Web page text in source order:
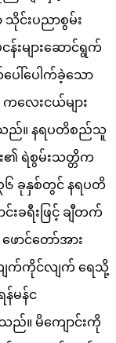
င်းပညာစွမ်း
များဆောင်ရွက်
ေါ်ပေါက်ခဲ့သော
လေးငယ်များ
သည်။ နရပတိစည်သူ
၏ ရဲစွမ်းသတ္တိက
ခုနှစ်တွင် နရပတိ
းခရီးဖြင့် ချီတက်
ာင်တော်အား
ျက်ကိုင်လျက် ရေသို့
မန်င
ည်။ မိကျောင်းကို